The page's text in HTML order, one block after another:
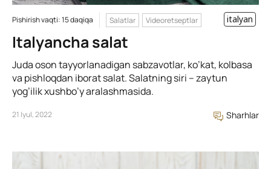
Pishirish vaqti: 15 daqiqa Salatlar Videoretseptlar italyan
Italyancha salat
Juda oson tayyorlanadigan sabzavotlar, ko’kat, kolbasa
va pishloqdan iborat salat. Salatning siri – zaytun
yog’ilik xushbo’y aralashmasida.
21 Iyul, 2022 Sharhlar